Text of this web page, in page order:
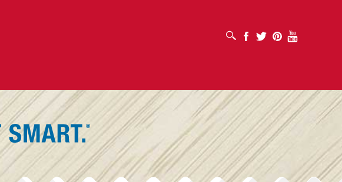
OTVORI OKVIR ZA PRETRAŽIVANJE
Facebook
Twitter PinterestYoutube